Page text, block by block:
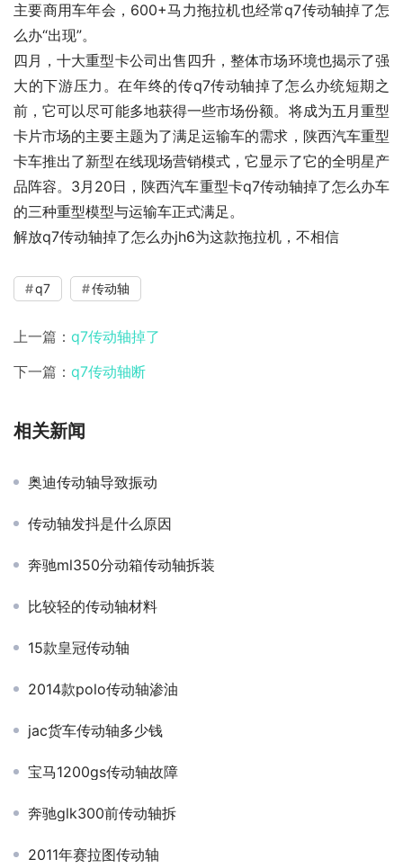
主要商用车年会，600+马力拖拉机也经常q7传动轴掉了怎
么办“出现”。
四月，十大重型卡公司出售四升，整体市场环境也揭示了强
大的下游压力。在年终的传q7传动轴掉了怎么办统短期之
前，它可以尽可能多地获得一些市场份额。将成为五月重型
卡片市场的主要主题为了满足运输车的需求，陕西汽车重型
卡车推出了新型在线现场营销模式，它显示了它的全明星产
品阵容。3月20日，陕西汽车重型卡q7传动轴掉了怎么办车
的三种重型模型与运输车正式满足。
解放q7传动轴掉了怎么办jh6为这款拖拉机，不相信
q7 传动轴
上一篇： q7传动轴掉了
下一篇： q7传动轴断
相关新闻
奥迪传动轴导致振动
传动轴发抖是什么原因
奔驰ml350分动箱传动轴拆装
比较轻的传动轴材料
15款皇冠传动轴
2014款polo传动轴渗油
jac货车传动轴多少钱
宝马1200gs传动轴故障
奔驰glk300前传动轴拆
2011年赛拉图传动轴